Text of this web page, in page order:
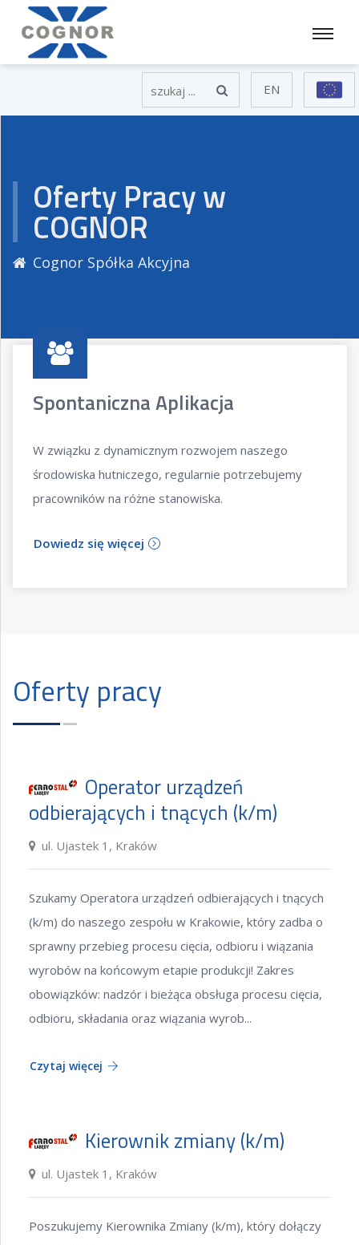
EN
Oferty Pracy w
COGNOR
Cognor Spółka Akcyjna
Spontaniczna Aplikacja
W związku z dynamicznym rozwojem naszego
środowiska hutniczego, regularnie potrzebujemy
pracowników na różne stanowiska.
Dowiedz się więcej
Oferty pracy
Operator urządzeń
odbierających i tnących (k/m)
ul. Ujastek 1, Kraków
Szukamy Operatora urządzeń odbierających i tnących
(k/m) do naszego zespołu w Krakowie, który zadba o
sprawny przebieg procesu cięcia, odbioru i wiązania
wyrobów na końcowym etapie produkcji! Zakres
obowiązków: nadzór i bieżąca obsługa procesu cięcia,
odbioru, składania oraz wiązania wyrob...
Czytaj więcej
Kierownik zmiany (k/m)
ul. Ujastek 1, Kraków
Poszukujemy Kierownika Zmiany (k/m), który dołączy